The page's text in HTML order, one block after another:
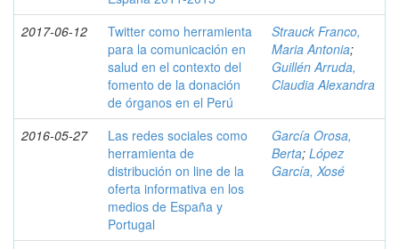
2017-06-12
Twitter como herramienta
para la comunicación en
salud en el contexto del
fomento de la donación
de órganos en el Perú
Strauck Franco,
Maria Antonia;
Guillén Arruda,
Claudia Alexandra
2016-05-27
Las redes sociales como
herramienta de
distribución on line de la
oferta informativa en los
medios de España y
Portugal
García Orosa,
Berta; López
García, Xosé